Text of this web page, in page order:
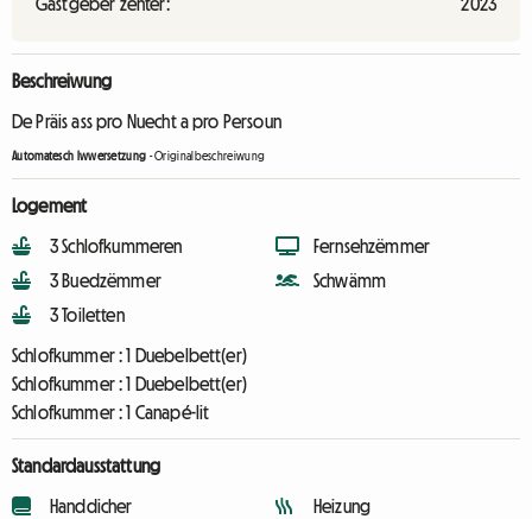
Beschreiwung
De Präis ass pro Nuecht a pro Persoun
Automatesch Iwwersetzung -Originalbeschreiwung
Logement
3 Schlofkummeren
3 Buedzëmmer
3 Toiletten
Fernsehzëmmer
Schwämm
Schlofkummer :1 Duebelbett(er)
Schlofkummer :1 Duebelbett(er)
Schlofkummer :1 Canapé-lit
Standardausstattung
Handdicher
Heizung